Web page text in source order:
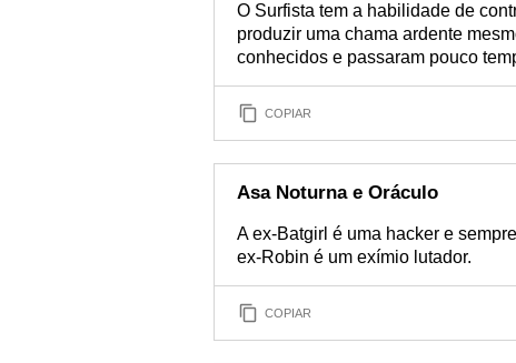
O Surfista tem a habilidade de
produzir uma chama ardente
conhecidos e passaram pouco
COPIAR
Asa Noturna e Oráculo
A ex-Batgirl é uma hacker e
ex-Robin é um exímio lutador.
COPIAR